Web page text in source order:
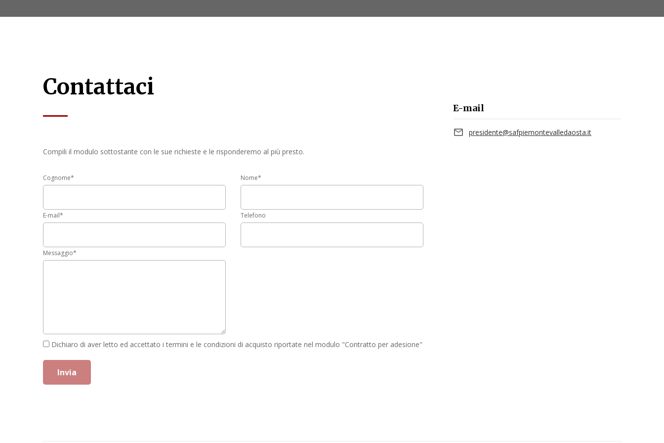
Contattaci
Compili il modulo sottostante con le sue richieste e le risponderemo al più presto.
Cognome* Nome*
E-mail* Telefono
Messaggio*
Dichiaro di aver letto ed accettato i termini e le condizioni di acquisto riportate nel modulo "Contratto per adesione"
Invia
E-mail
presidente@safpiemontevalledaosta.it